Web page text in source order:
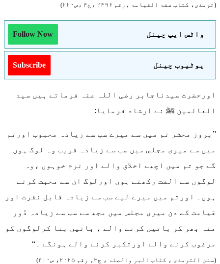
(ترمذی، کتاب صفۃ القیامۃ ،رقم ۲۴۹۶ ،ج۴ ،ص۲۲۰)
واٹس ایپ چینل Follow Now
یوٹیوب چینل Subscribe
اورحضرت سیدناجابر رضی اللہ عنہ فرماتے ہیں سید
العالمین ﷺ نے ارشاد فرمایا:
”بروز محشر تم میں سے میرے سب سے زیادہ محبوب اورتم
میں سے میری مجلس میں سب سے زیادہ قریب وہ لوگ ہوں
گے جو تم میں اچھے اخلاق والے اور نرم خوہوں ،وہ
لوگوں سے الفت رکھتے ہوں اورلوگ ان سے محبت کرتے
ہوں۔ اورتم میں میرے لیے سب سے زیادہ قابل نفرت اور
قیامت کے دن میری مجلس میں مجھ سے سب سے زیادہ دُور
منہ بھر کر باتیں کرنے والے ، باتیں بنا کرلوگوں کو
مرغوب کرنے والے اورتکبر کرنے والے ہونگے ۔“
(سنن الترمذی ، کتاب البر والصلۃ ، ج۳، رقم ۲۰۲۵، ص۴۱۰)